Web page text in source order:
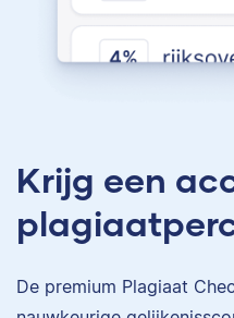
Krijg een
De premium Plagiaat